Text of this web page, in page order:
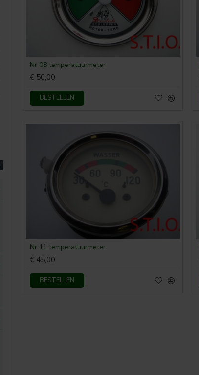
Nr 08 temperatuurmeter
€ 50,00
BESTELLEN
Nr 11 temperatuurmeter
€ 45,00
BESTELLEN